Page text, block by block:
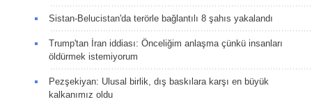
Sistan-Belucistan'da terörle bağlantılı 8 şahıs yakalandı
Trump'tan İran iddiası: Önceliğim anlaşma çünkü insanları
öldürmek istemiyorum
Pezşekiyan: Ulusal birlik, dış baskılara karşı en büyük
kalkanımız oldu